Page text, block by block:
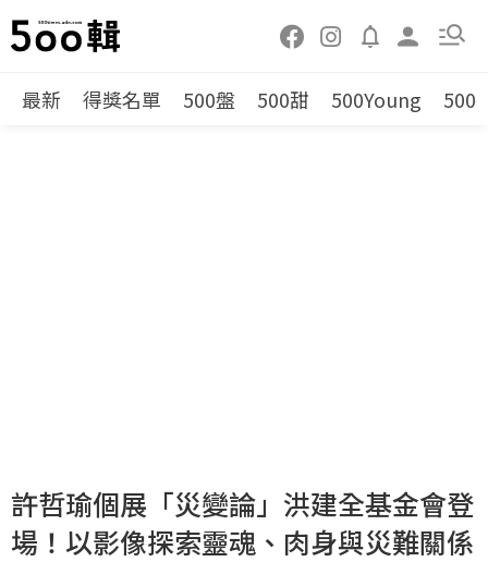
最新 得獎名單 500盤 500甜 500Young 500
許哲瑜個展「災變論」洪建全基金會登
場！以影像探索靈魂、肉身與災難關係